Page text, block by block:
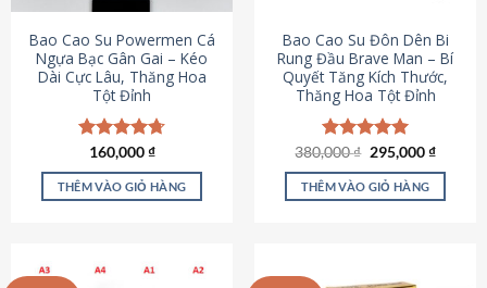
chọn
trên
trang
sản
phẩm
Bao Cao Su Powermen Cá
Ngựa Bạc Gân Gai – Kéo
Dài Cực Lâu, Thăng Hoa
Tột Đỉnh
Được xếp
hạng4.73
5 sao
160,000₫
THÊM VÀO GIỎ HÀNG
Bao Cao Su Đôn Dên Bi
Rung Đầu Brave Man – Bí
Quyết Tăng Kích Thước,
Thăng Hoa Tột Đỉnh
Được xếp
hạng5.00
5 sao
380,000₫ Giá
là:
380,000 ₫.
295,000₫Giá
tại
THÊM VÀO GIỎ HÀNG